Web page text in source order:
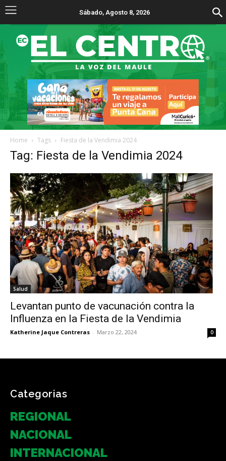
Sábado, Agosto 8, 2026
Home Tags Fiesta de la Vendimia 2024
Tag: Fiesta de la Vendimia 2024
Salud
Levantan punto de vacunación contra la
Influenza en la Fiesta de la Vendimia
Katherine Jaque Contreras - Marzo 22, 2024 0
Categorias
REGIONAL
NACIONAL
INTERNACIONAL